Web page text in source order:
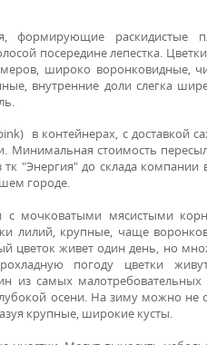
формирующие раскидистые
посередине лепестка.
широко воронковидные,
внутренние доли слегка
в контейнерах, с доставкой
стоимость
"Энергия" до склада
городе.
с мочковатыми мясистыми
лилий, крупные, чаще
цветок живет один день, но
погоду цветки
из самых малотребовательных
осени. На зиму можно
крупные, широкие кусты.